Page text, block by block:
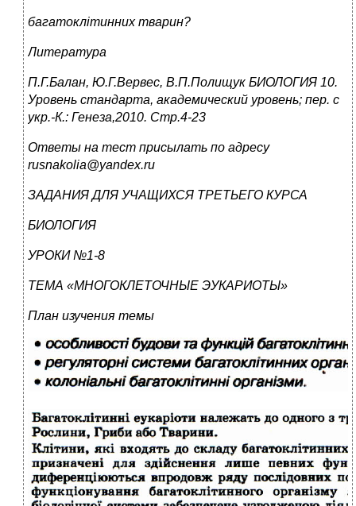
багатоклітинних тварин?
Литература
П.Г.Балан, Ю.Г.Вервес, В.П.Полищук БИОЛОГИЯ 10.
Уровень стандарта, академический уровень; пер. с
укр.-К.: Генеза,2010. Стр.4-23
Ответы на тест присылать по адресу
rusnakolia@yandex.ru
ЗАДАНИЯ ДЛЯ УЧАЩИХСЯ ТРЕТЬЕГО КУРСА
БИОЛОГИЯ
УРОКИ №1-8
ТЕМА «МНОГОКЛЕТОЧНЫЕ ЭУКАРИОТЫ»
План изучения темы